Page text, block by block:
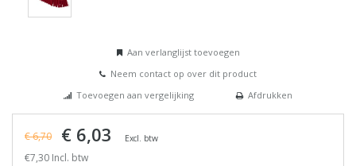
Aan verlanglijst toevoegen
Neem contact op over dit product
Toevoegen aan vergelijking
Afdrukken
€ 6,70 € 6,03 Excl. btw
€7,30 Incl. btw